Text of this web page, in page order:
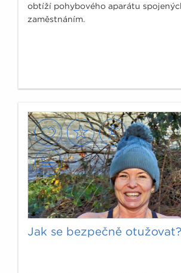
obtíží pohybového aparátu
zaměstnáním.
Jak se bezpečně otužovat?